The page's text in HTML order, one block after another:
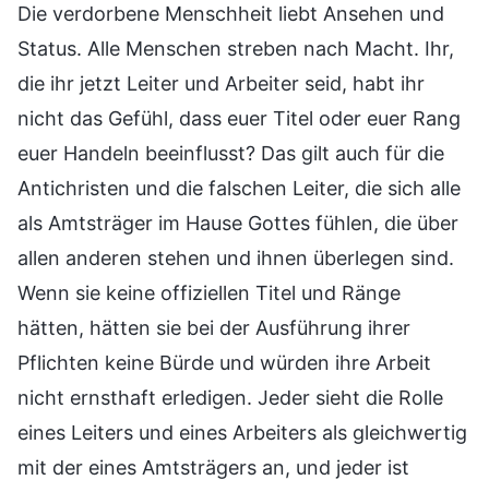
Die verdorbene Menschheit liebt Ansehen und
Status. Alle Menschen streben nach Macht. Ihr,
die ihr jetzt Leiter und Arbeiter seid, habt ihr
nicht das Gefühl, dass euer Titel oder euer Rang
euer Handeln beeinflusst? Das gilt auch für die
Antichristen und die falschen Leiter, die sich alle
als Amtsträger im Hause Gottes fühlen, die über
allen anderen stehen und ihnen überlegen sind.
Wenn sie keine offiziellen Titel und Ränge
hätten, hätten sie bei der Ausführung ihrer
Pflichten keine Bürde und würden ihre Arbeit
nicht ernsthaft erledigen. Jeder sieht die Rolle
eines Leiters und eines Arbeiters als gleichwertig
mit der eines Amtsträgers an, und jeder ist